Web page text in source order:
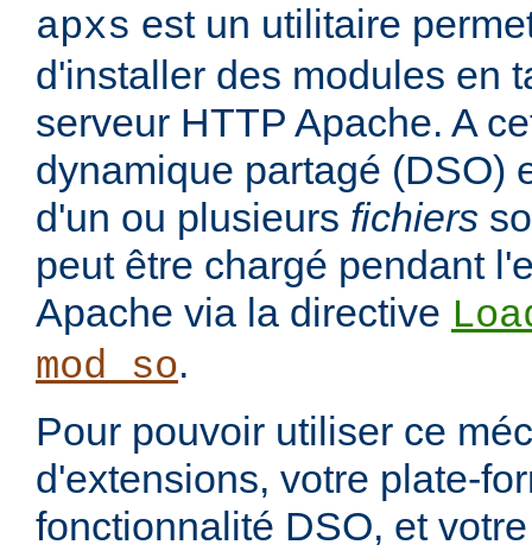
apxs est un utilitaire
d'installer des modules en
serveur HTTP Apache. A
dynamique partagé (DSO)
d'un ou plusieurs fichiers
peut être chargé pendant
Apache via la directive
mod_so.
Pour pouvoir utiliser ce
d'extensions, votre plate-
fonctionnalité DSO, et